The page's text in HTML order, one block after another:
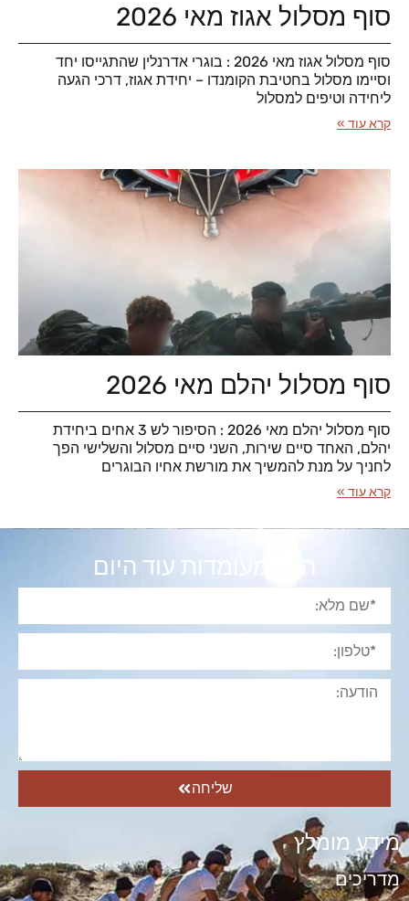
סוף מסלול אגוז מאי 2026
סוף מסלול אגוז מאי 2026 : בוגרי אדרנלין שהתגייסו יחד
וסיימו מסלול בחטיבת הקומנדו – יחידת אגוז, דרכי הגעה
ליחידה וטיפים למסלול
קרא עוד »
סוף מסלול יהלם מאי 2026
סוף מסלול יהלם מאי 2026 : הסיפור לש 3 אחים ביחידת
יהלם, האחד סיים שירות, השני סיים מסלול והשלישי הפך
לחניך על מנת להמשיך את מורשת אחיו הבוגרים
קרא עוד »
הגש מעומדות עוד היום
שליחה
מידע מומלץ
מדריכים